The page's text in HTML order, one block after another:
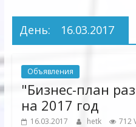
Электрических
День: 16.03.2017
Объявления
"Бизнес-план
на 2017 год
16.03.2017 hetk 712